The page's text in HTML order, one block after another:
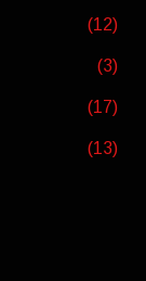
(12)
(3)
(17)
(13)